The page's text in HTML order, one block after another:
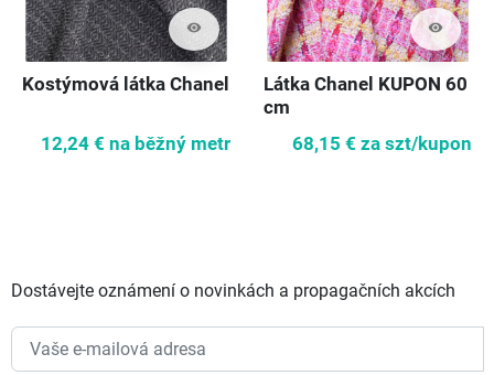
visibility
Kostýmová látka Chanel
12,24 € na běžný metr
visibility
Látka Chanel KUPON 60
cm
68,15 € za szt/kupon
Dostávejte oznámení o novinkách a propagačních akcích